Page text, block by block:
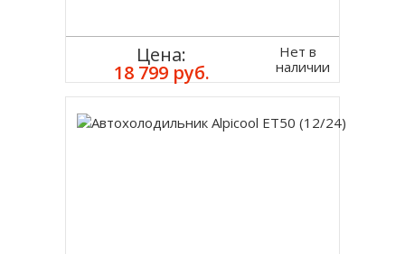
Цена:
18 799 руб.
Нет в
наличии